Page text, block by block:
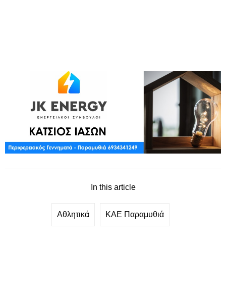
In this article
Αθλητικά ΚΑΕ Παραμυθιά